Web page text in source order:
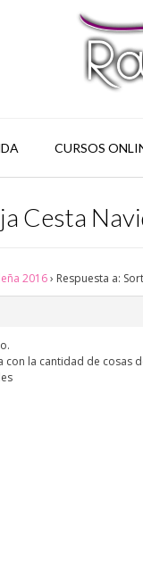
CURSOS
Cesta
2016› Respuesta a:
con la cantidad de cosas